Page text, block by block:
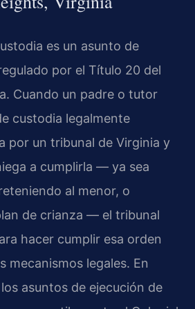
es un asunto de
por el Título 20 del
Cuando un padre o tutor
custodia legalmente
por un tribunal de Virginia y
a cumplirla — ya sea
al menor, o
de crianza — el tribunal
hacer cumplir esa orden
mecanismos legales. En
asuntos de ejecución de